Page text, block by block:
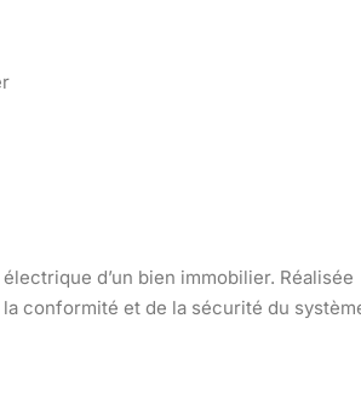
d’un bien immobilier. Réalisée
conformité et de la sécurité du